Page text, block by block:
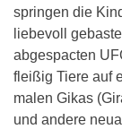
springen die
liebevoll
abgespacten
fleißig Tiere auf
malen Gikas
und andere